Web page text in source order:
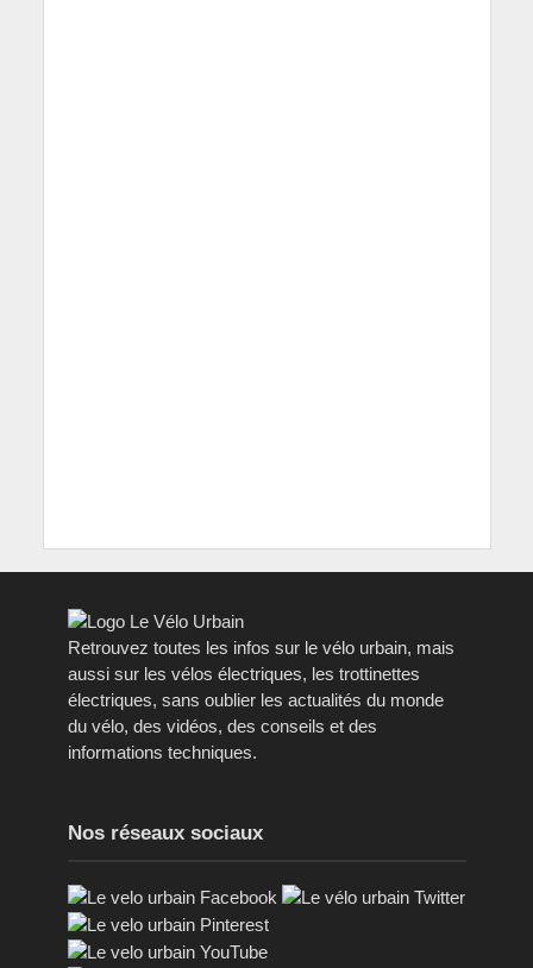
Retrouvez toutes les infos sur le vélo urbain, mais
aussi sur les vélos électriques, les trottinettes
électriques, sans oublier les actualités du monde
du vélo, des vidéos, des conseils et des
informations techniques.
Nos réseaux sociaux